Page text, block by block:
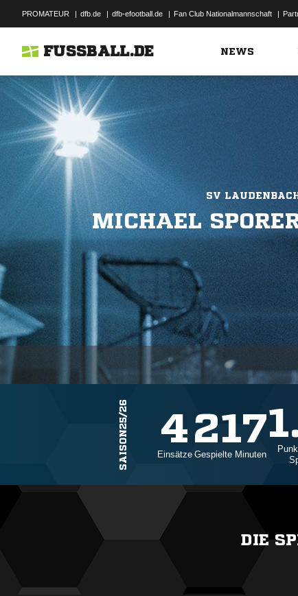
PROMATEUR | dfb.de | dfb-efootball.de | Fan Club Nationalmannschaft |
FUSSBALL.DE NEWS
SV
MICHAEL
SAISON25/26 4
Einsätze
217
Gespielte Minuten
DIE